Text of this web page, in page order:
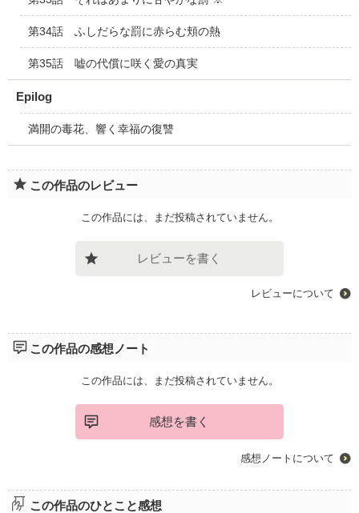
第34話 ふしだらな罰に赤らむ頬の熱
第35話 嘘の代償に咲く愛の真実
Epilog
満開の毒花、響く幸福の復讐
この作品のレビュー
この作品には、まだ投稿されていません。
レビューを書く
レビューについて
この作品の感想ノート
この作品には、まだ投稿されていません。
感想を書く
感想ノートについて
この作品のひとこと感想